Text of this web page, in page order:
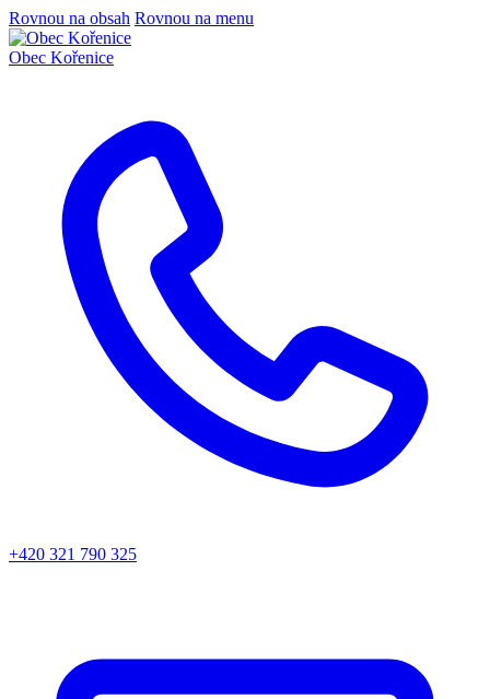
Rovnou na obsah Rovnou na menu
Obec Kořenice
+420 321 790 325